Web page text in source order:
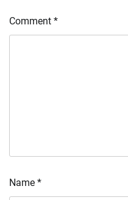
Comment *
Name *